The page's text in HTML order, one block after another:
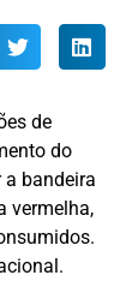
de
do
a bandeira
vermelha,